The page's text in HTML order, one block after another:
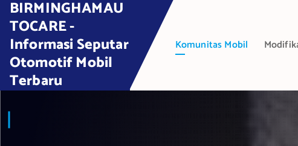
BIRMINGHAMAU
TOCARE -
Informasi Seputar
Otomotif Mobil
Terbaru
Komunitas Mobil